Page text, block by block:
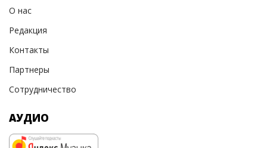
О нас
Редакция
Контакты
Партнеры
Сотрудничество
АУДИО